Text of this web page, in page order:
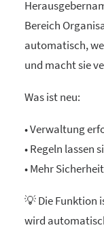
Bereich
automatisch,
und macht sie
Was ist neu:
• Verwaltung
• Regeln lassen
• Mehr
💡 Die Funktion
wird